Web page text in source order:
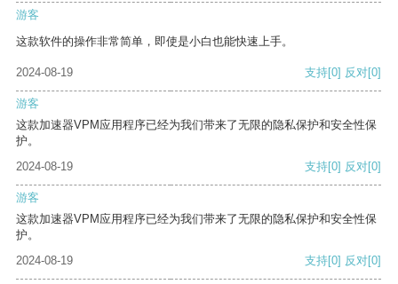
游客
这款软件的操作非常简单，即使是小白也能快速上手。
2024-08-19 支持[0] 反对[0]
游客
这款加速器VPM应用程序已经为我们带来了无限的隐私保护和安全性保
护。
2024-08-19
支持[0] 反对[0]
游客
这款加速器VPM应用程序已经为我们带来了无限的隐私保护和安全性保
护。
2024-08-19
支持[0] 反对[0]